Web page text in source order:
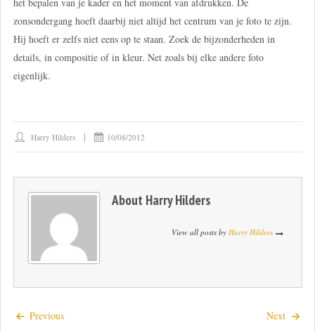
zonsondergang hoeft daarbij niet altijd het centrum van je foto te zijn.
Hij hoeft er zelfs niet eens op te staan. Zoek de bijzonderheden in
details, in compositie of in kleur. Net zoals bij elke andere foto
eigenlijk.
Harry Hilders 10/08/2012
About Harry Hilders
View all posts by Harry Hilders
Previous Next